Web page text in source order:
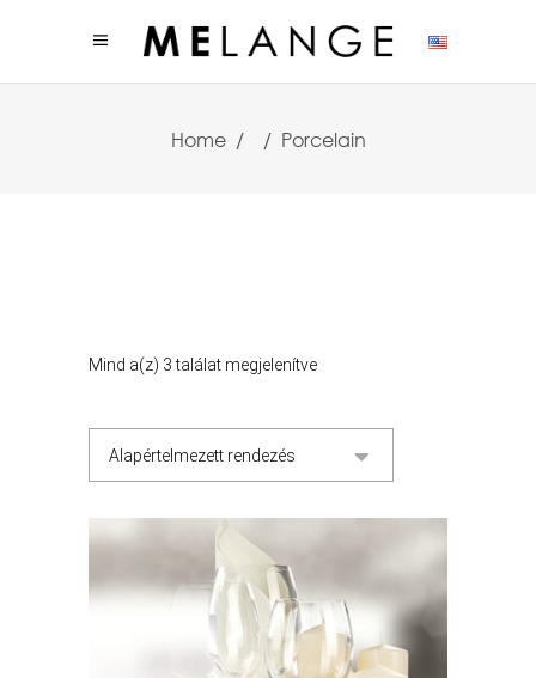
Home/ / Porcelain
Mind a(z) 3 találat megjelenítve
Alapértelmezett rendezés